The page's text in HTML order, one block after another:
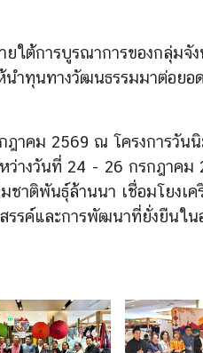
ใต้การบูรณาการของกลุ่มจั
ำทุนทางวัฒนธรรมมาต่อยอ
ฎาคม 2569 ณ โครงการวัน
ว่างวันที่ 24 - 26 กรกฎาคม
าติพันธุ์ล้านนา เชื่อมโยงเค
รรค์และการพัฒนาที่ยั่งยืนใ